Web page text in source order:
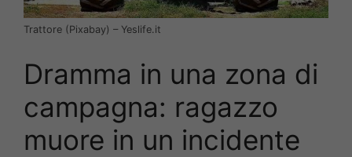
Trattore (Pixabay) – Yeslife.it
Dramma in una zona di
campagna: ragazzo
muore in un incidente